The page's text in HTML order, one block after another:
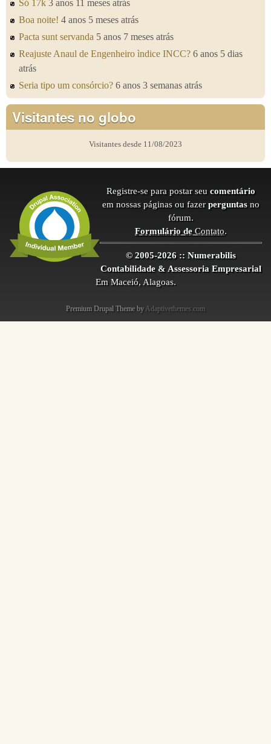
Só 17k 3 anos 11 meses atrás
Boa noite! 4 anos 5 meses atrás
Pacta sunt servanda 5 anos 7 meses atrás
Reajuste Anaul de Engenheiro ìndice INCC? 6 anos 5 dias
atrás
Seria tipo um consórcio? 6 anos 3 semanas atrás
Visitantes no globo
Visitantes desde 11/08/2023
Registre-se para postar seu comentário
em nossas páginas ou fazer perguntas no
fórum.
Formulário deContato.
© 2005-2026 :: Numerabilis
Contabilidade & Assessoria Empresarial
Em Maceió, Alagoas.
Premium Drupal Theme by Adaptivethemes.com